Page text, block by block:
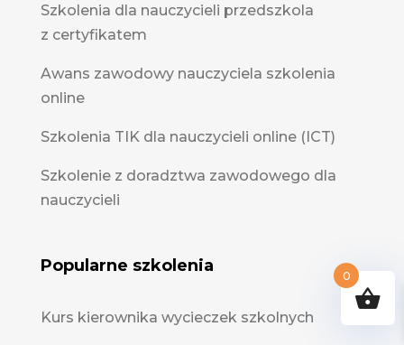
Szkolenia dla nauczycieli przedszkola
z certyfikatem
Awans zawodowy nauczyciela szkolenia
online
Szkolenia TIK dla nauczycieli online (ICT)
Szkolenie z doradztwa zawodowego dla
nauczycieli
Popularne szkolenia
Kurs kierownika wycieczek szkolnych
0